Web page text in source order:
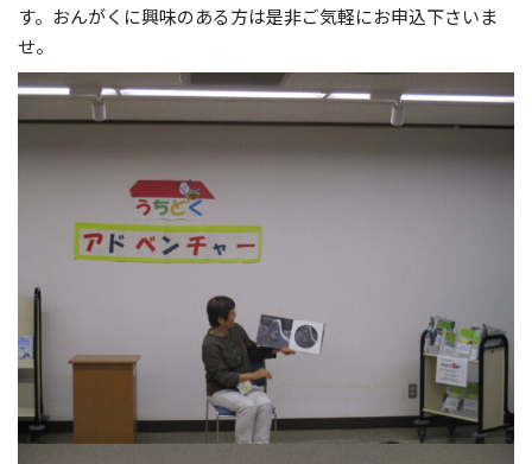
す。おんがくに興味のある方は是非ご気軽にお申込下さいま
せ。